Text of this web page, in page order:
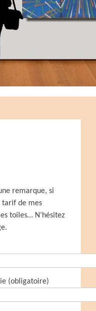
remarque, si
tarif de mes
toiles… N’hésitez
(obligatoire)